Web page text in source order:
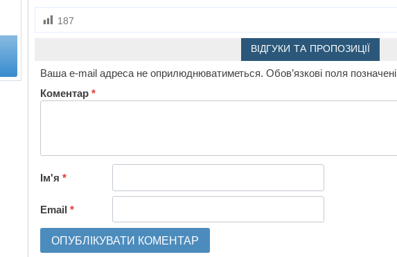
187
ВІДГУКИ ТА ПРОПОЗИЦІЇ
Ваша e-mail адреса не оприлюднюватиметься. Обов’язкові поля позначені
Коментар *
Ім'я *
Email *